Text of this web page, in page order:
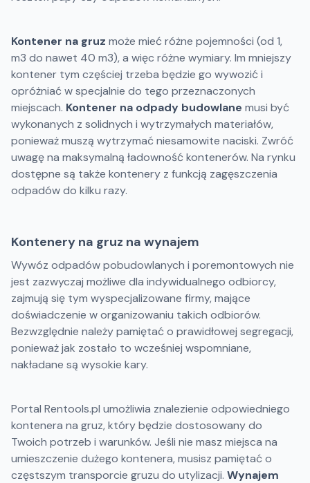
Kontener na gruz może mieć różne pojemności (od 1,
m3 do nawet 40 m3), a więc różne wymiary. Im mniejszy
kontener tym częściej trzeba będzie go wywozić i
opróżniać w specjalnie do tego przeznaczonych
miejscach. Kontener na odpady budowlane musi być
wykonanych z solidnych i wytrzymałych materiałów,
ponieważ muszą wytrzymać niesamowite naciski. Zwróć
uwagę na maksymalną ładowność kontenerów. Na rynku
dostępne są także kontenery z funkcją zagęszczenia
odpadów do kilku razy.
Kontenery na gruz na wynajem
Wywóz odpadów pobudowlanych i poremontowych nie
jest zazwyczaj możliwe dla indywidualnego odbiorcy,
zajmują się tym wyspecjalizowane firmy, mające
doświadczenie w organizowaniu takich odbiorów.
Bezwzględnie należy pamiętać o prawidłowej segregacji,
ponieważ jak zostało to wcześniej wspomniane,
nakładane są wysokie kary.
Portal Rentools.pl umożliwia znalezienie odpowiedniego
kontenera na gruz, który będzie dostosowany do
Twoich potrzeb i warunków. Jeśli nie masz miejsca na
umieszczenie dużego kontenera, musisz pamiętać o
częstszym transporcie gruzu do utylizacji. Wynajem